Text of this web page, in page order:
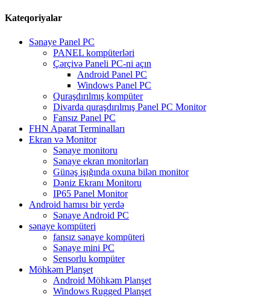
Kateqoriyalar
Sənaye Panel PC
PANEL kompüterləri
Çərçivə Paneli PC-ni açın
Android Panel PC
Windows Panel PC
Quraşdırılmış kompüter
Divarda quraşdırılmış Panel PC Monitor
Fansız Panel PC
FHN Aparat Terminalları
Ekran və Monitor
Sənaye monitoru
Sənaye ekran monitorları
Günəş işığında oxuna bilən monitor
Dəniz Ekranı Monitoru
IP65 Panel Monitor
Android hamısı bir yerdə
Sənaye Android PC
sənaye kompüteri
fansız sənaye kompüteri
Sənaye mini PC
Sensorlu kompüter
Möhkəm Planşet
Android Möhkəm Planşet
Windows Rugged Planşet